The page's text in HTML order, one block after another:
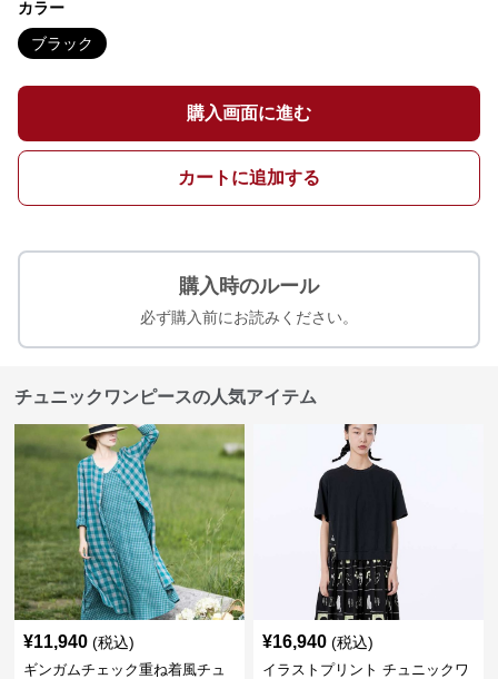
カラー
ブラック
購入画面に進む
カートに追加する
購入時のルール
必ず購入前にお読みください。
チュニックワンピースの人気アイテム
¥11,940 (税込)
ギンガムチェック重ね着風チュ
¥16,940 (税込)
イラストプリント チュニックワ